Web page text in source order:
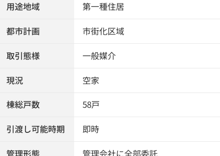
用途地域 第一種住居
都市計画 市街化区域
取引態様 一般媒介
現況 空家
棟総戸数 58戸
引渡し可能時期 即時
管理形態 管理会社に全部委託